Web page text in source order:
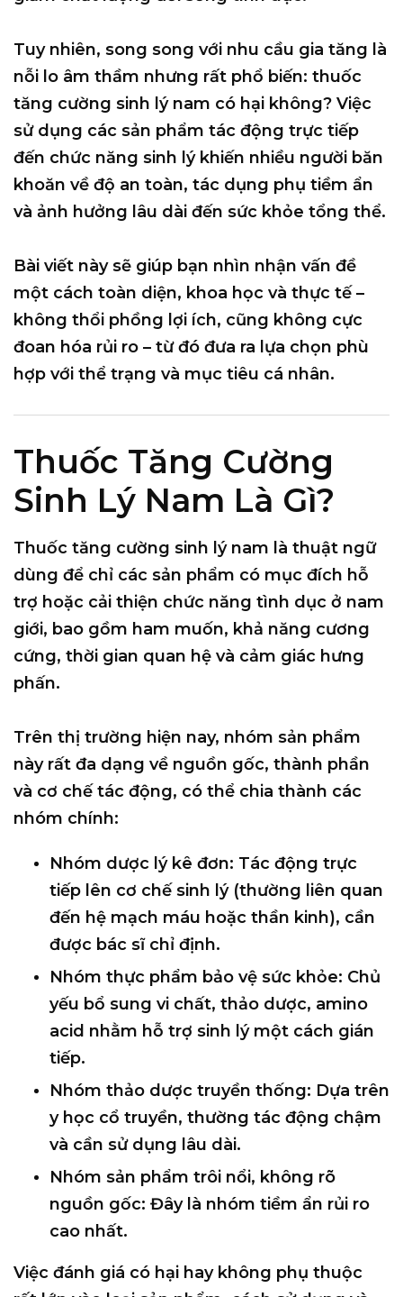
Tuy nhiên, song song với nhu cầu gia tăng là
nỗi lo âm thầm nhưng rất phổ biến: thuốc
tăng cường sinh lý nam có hại không? Việc
sử dụng các sản phẩm tác động trực tiếp
đến chức năng sinh lý khiến nhiều người băn
khoăn về độ an toàn, tác dụng phụ tiềm ẩn
và ảnh hưởng lâu dài đến sức khỏe tổng thể.
Bài viết này sẽ giúp bạn nhìn nhận vấn đề
một cách toàn diện, khoa học và thực tế –
không thổi phồng lợi ích, cũng không cực
đoan hóa rủi ro – từ đó đưa ra lựa chọn phù
hợp với thể trạng và mục tiêu cá nhân.
Thuốc Tăng Cường
Sinh Lý Nam Là Gì?
Thuốc tăng cường sinh lý nam là thuật ngữ
dùng để chỉ các sản phẩm có mục đích hỗ
trợ hoặc cải thiện chức năng tình dục ở nam
giới, bao gồm ham muốn, khả năng cương
cứng, thời gian quan hệ và cảm giác hưng
phấn.
Trên thị trường hiện nay, nhóm sản phẩm
này rất đa dạng về nguồn gốc, thành phần
và cơ chế tác động, có thể chia thành các
nhóm chính:
Nhóm dược lý kê đơn: Tác động trực
tiếp lên cơ chế sinh lý (thường liên quan
đến hệ mạch máu hoặc thần kinh), cần
được bác sĩ chỉ định.
Nhóm thực phẩm bảo vệ sức khỏe: Chủ
yếu bổ sung vi chất, thảo dược, amino
acid nhằm hỗ trợ sinh lý một cách gián
tiếp.
Nhóm thảo dược truyền thống: Dựa trên
y học cổ truyền, thường tác động chậm
và cần sử dụng lâu dài.
Nhóm sản phẩm trôi nổi, không rõ
nguồn gốc: Đây là nhóm tiềm ẩn rủi ro
cao nhất.
Việc đánh giá có hại hay không phụ thuộc